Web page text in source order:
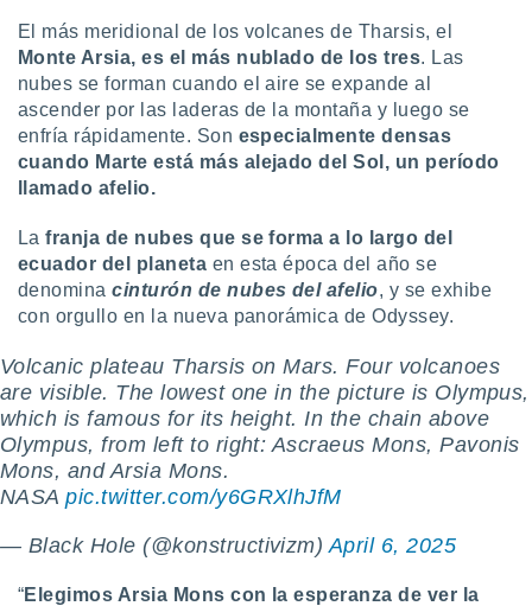
El más meridional de los volcanes de Tharsis, el
Monte Arsia, es el más nublado de los tres. Las
nubes se forman cuando el aire se expande al
ascender por las laderas de la montaña y luego se
enfría rápidamente. Son especialmente densas
cuando Marte está más alejado del Sol, un período
llamado afelio.
Lafranja de nubes que se forma a lo largo del
ecuador del planeta en esta época del año se
denominacinturón de nubes del afelio, y se exhibe
con orgullo en la nueva panorámica de Odyssey.
Volcanic plateau Tharsis on Mars. Four volcanoes
are visible. The lowest one in the picture is Olympus,
which is famous for its height. In the chain above
Olympus, from left to right: Ascraeus Mons, Pavonis
Mons, and Arsia Mons.
NASApic.twitter.com/y6GRXlhJfM
— Black Hole (@konstructivizm)April 6, 2025
“Elegimos Arsia Mons con la esperanza de ver la